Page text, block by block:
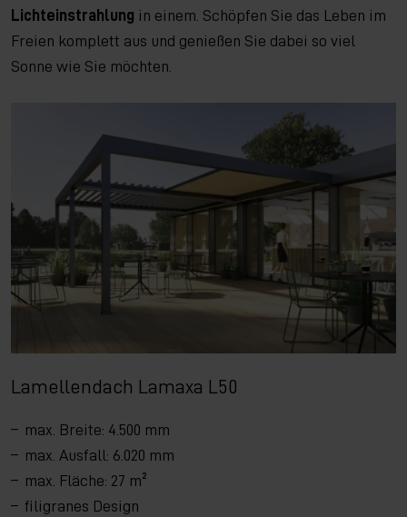
Lichteinstrahlung in einem. Schöpfen Sie das Leben im
Freien komplett aus und genießen Sie dabei so viel
Sonne wie Sie möchten.
Lamellendach Lamaxa L50
max. Breite: 4.500 mm
max. Ausfall: 6.020 mm
max. Fläche: 27 m²
filigranes Design